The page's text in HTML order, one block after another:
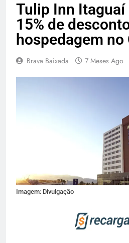
Tulip Inn
15% de
hospedagem no
Brava Baixada 7 Meses Ago
Imagem: Divulgação